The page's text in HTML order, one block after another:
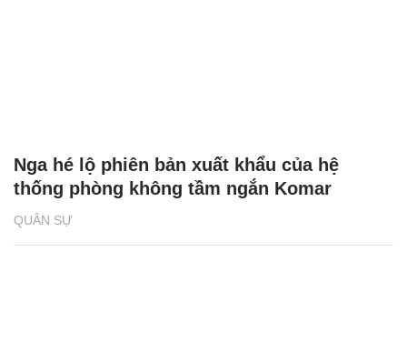
QUÂN SỰ
Nga hé lộ phiên bản xuất khẩu của hệ
thống phòng không tầm ngắn Komar